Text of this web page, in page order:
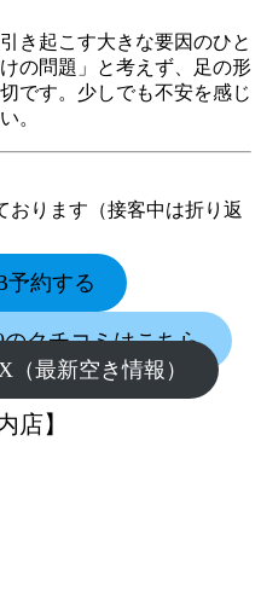
き起こす大きな要因のひと
の問題」と考えず、足の形
です。少しでも不安を感じ
。
おります（接客中は折り返
予約する
のクチコミはこちら
（最新空き情報）
店】